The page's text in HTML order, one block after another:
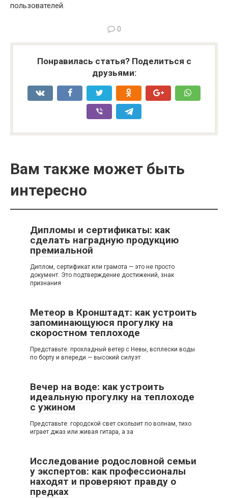
пользователей.
0
Понравилась статья? Поделиться с
друзьями:
Вам также может быть
интересно
Дипломы и сертификаты: как
сделать наградную продукцию
премиальной
Диплом, сертификат или грамота — это не просто
документ. Это подтверждение достижений, знак
признания
Метеор в Кронштадт: как устроить
запоминающуюся прогулку на
скоростном теплоходе
Представьте: прохладный ветер с Невы, всплески воды
по борту и впереди — высокий силуэт
Вечер на воде: как устроить
идеальную прогулку на теплоходе
с ужином
Представьте: городской свет скользит по волнам, тихо
играет джаз или живая гитара, а за
Исследование родословной семьи
у экспертов: как профессионалы
находят и проверяют правду о
предках